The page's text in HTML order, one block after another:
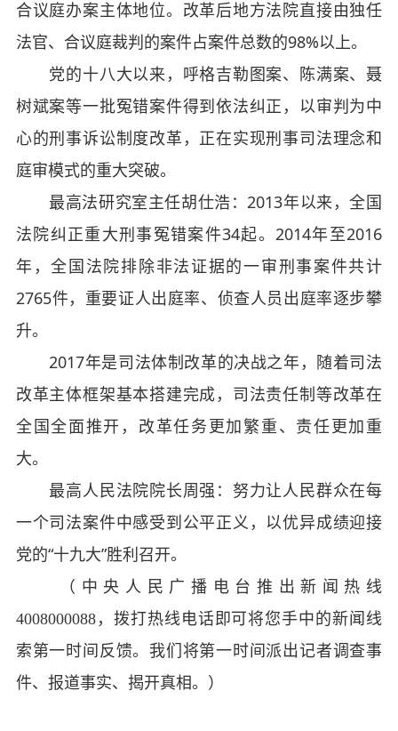
合议庭办案主体地位。改革后地方法院直接由独任
法官、合议庭裁判的案件占案件总数的98%以上。
党的十八大以来，呼格吉勒图案、陈满案、聂
树斌案等一批冤错案件得到依法纠正，以审判为中
心的刑事诉讼制度改革，正在实现刑事司法理念和
庭审模式的重大突破。
最高法研究室主任胡仕浩：2013年以来，全国
法院纠正重大刑事冤错案件34起。2014年至2016
年，全国法院排除非法证据的一审刑事案件共计
2765件，重要证人出庭率、侦查人员出庭率逐步攀
升。
2017年是司法体制改革的决战之年，随着司法
改革主体框架基本搭建完成，司法责任制等改革在
全国全面推开，改革任务更加繁重、责任更加重
大。
最高人民法院院长周强：努力让人民群众在每
一个司法案件中感受到公平正义，以优异成绩迎接
党的“十九大”胜利召开。
（中央人民广播电台推出新闻热线
4008000088，拨打热线电话即可将您手中的新闻线
索第一时间反馈。我们将第一时间派出记者调查事
件、报道事实、揭开真相。）